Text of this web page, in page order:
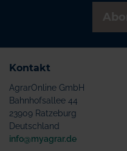
Kontakt
AgrarOnline GmbH
Bahnhofsallee 44
23909 Ratzeburg
Deutschland
info@myagrar.de